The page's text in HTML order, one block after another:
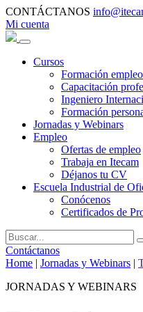
CONTÁCTANOS
Mi cuenta
Cursos
Formación empleo
Capacitación
Ingeniero
Formación
Jornadas y Webinars
Empleo
Ofertas de empleo
Trabaja en Itecam
Déjanos tu CV
Escuela Industrial de
Conócenos
Certificados de
Contáctanos
Home | Jornadas y Webinars |
JORNADAS Y WEBINARS